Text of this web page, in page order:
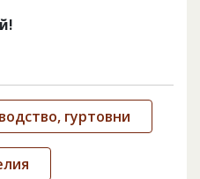
гуртовни